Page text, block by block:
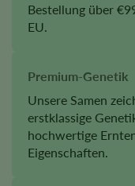
Bestellung über
EU.
Premium-Genetik
Unsere Samen
erstklassige
hochwertige
Eigenschaften.